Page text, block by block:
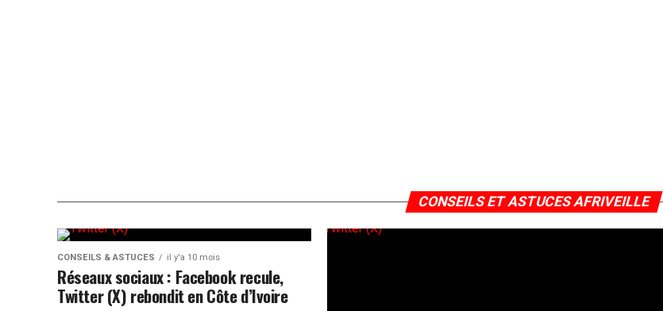
CONSEILS ET ASTUCES AFRIVEILLE
CONSEILS & ASTUCES il y'a 10 mois
Réseaux sociaux : Facebook recule,
Twitter (X) rebondit en Côte d’Ivoire